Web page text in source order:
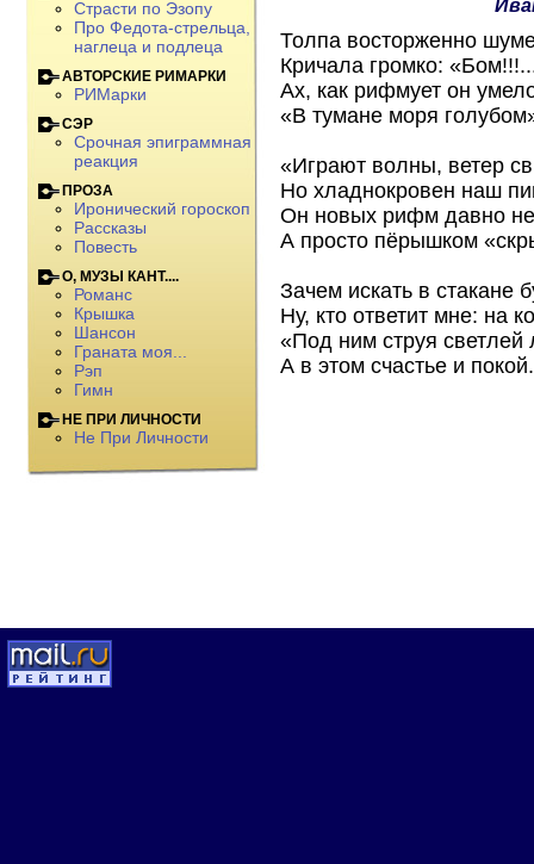
Толпа восторженно
Кричала громко:
Ах, как рифмует он
«В тумане моря
«Играют волны, ветер
Но хладнокровен наш
Он новых рифм давно
А просто пёрышком
Зачем искать в стакане
Ну, кто ответит мне: на
«Под ним струя светлей
А в этом счастье и покой.
Страсти по Эзопу
Про Федота-стрельца,
наглеца и подлеца
АВТОРСКИЕ РИМАРКИ
РИМарки
СЭР
Срочная эпиграммная
реакция
ПРОЗА
Иронический гороскоп
Рассказы
Повесть
О, МУЗЫ КАНТ....
Романс
Крышка
Шансон
Граната моя...
Рэп
Гимн
НЕ ПРИ ЛИЧНОСТИ
Не При Личности